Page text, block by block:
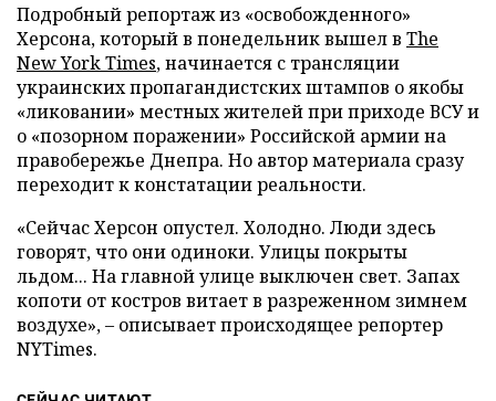
Подробный репортаж из «освобожденного»
Херсона, который в понедельник вышел в The
New York Times, начинается с трансляции
украинских пропагандистских штампов о якобы
«ликовании» местных жителей при приходе ВСУ и
о «позорном поражении» Российской армии на
правобережье Днепра. Но автор материала сразу
переходит к констатации реальности.
«Сейчас Херсон опустел. Холодно. Люди здесь
говорят, что они одиноки. Улицы покрыты
льдом... На главной улице выключен свет. Запах
копоти от костров витает в разреженном зимнем
воздухе», – описывает происходящее репортер
NYTimes.